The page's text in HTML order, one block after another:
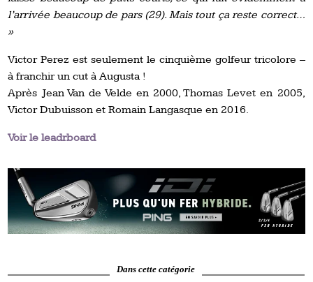
l’arrivée beaucoup de pars (29). Mais tout ça reste correct…
»
Victor Perez est seulement le cinquième golfeur tricolore –
à franchir un cut à Augusta !
Après Jean Van de Velde en 2000, Thomas Levet en 2005,
Victor Dubuisson et Romain Langasque en 2016.
Voir le leadrboard
Dans cette catégorie